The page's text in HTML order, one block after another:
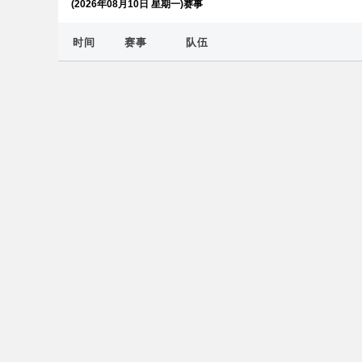
(2026年08月10日 星期一)赛事
时间 赛事 队伍